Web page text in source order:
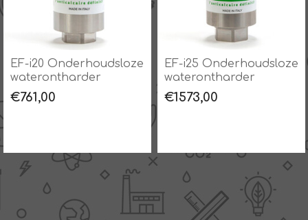
EF-i20 Onderhoudsloze
waterontharder
€761,00
EF-i25 Onderhoudsloze
waterontharder
€1573,00